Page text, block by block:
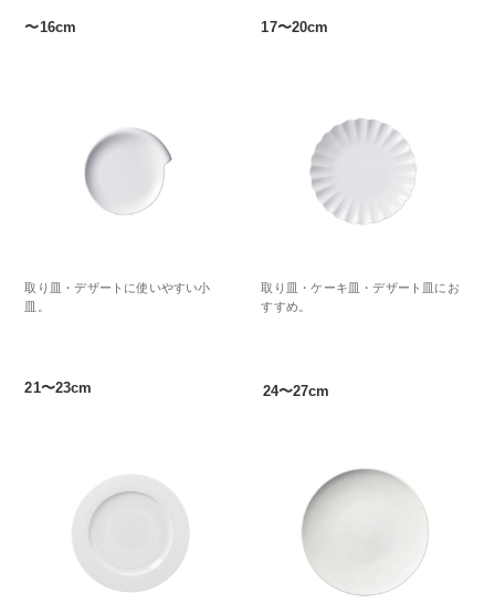
〜16cm
取り皿・デザートに使いやすい小
皿。
17〜20cm
取り皿・ケーキ皿・デザート皿にお
すすめ。
21〜23cm 24〜27cm